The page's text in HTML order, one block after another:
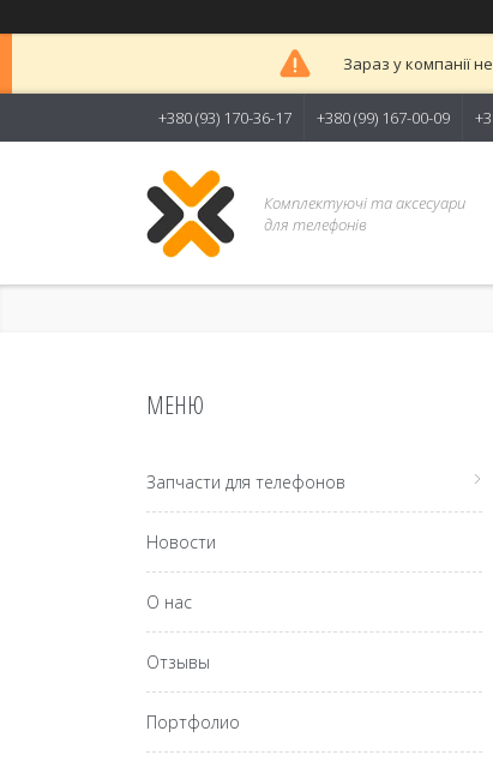
Зараз у компанії
+380 (93) 170-36-17 +380 (99) 167-00-09
Комплектуючі та аксесуари
для телефонів
Запчасти для телефонов
Новости
О нас
Отзывы
Портфолио